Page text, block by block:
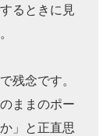
るときに見
残念です。
ままのポー
」と正直思